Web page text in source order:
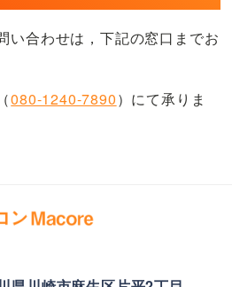
い合わせは，下記の窓口までお
080-1240-7890）にて承りま